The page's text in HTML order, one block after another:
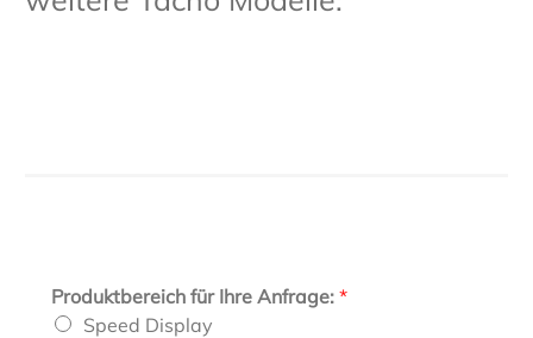
Produktbereich für Ihre Anfrage: *
Speed Display